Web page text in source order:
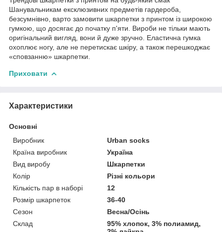
Шанувальникам ексклюзивних предметів гардероба,
безсумнівно, варто замовити шкарпетки з принтом із широкою
гумкою, що досягає до початку п'яти. Вироби не тільки мають
оригінальний вигляд, вони й дуже зручно. Еластична гумка
охоплює ногу, але не перетискає шкіру, а також перешкоджає
«сповзанню» шкарпетки.
Приховати
Характеристики
Основні
Виробник
Urban socks
Країна виробник
Україна
Вид виробу
Шкарпетки
Колір
Різні кольори
Кількість пар в наборі
12
Розмір шкарпеток
36-40
Сезон
Весна/Осінь
Склад
95% хлопок, 3% полиамид,